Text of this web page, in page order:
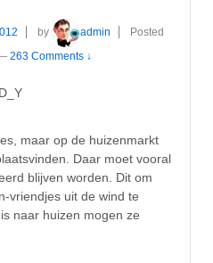
by admin
Posted
263 Comments ↓
maar op de huizenmarkt
Daar moet vooral
blijven worden. Dit om
vriendjes uit de wind te
naar huizen mogen ze